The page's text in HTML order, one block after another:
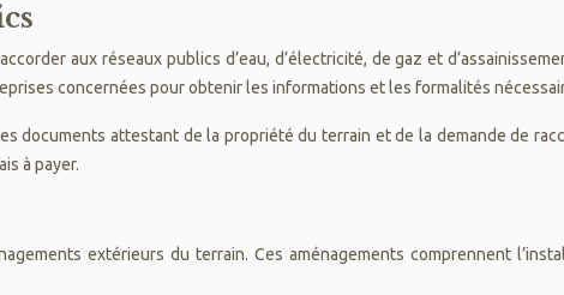
aux réseaux publics d’eau, d’électricité, de gaz et
concernées pour obtenir les informations et les formalités
documents attestant de la propriété du terrain et de la demande de
à payer.
extérieurs du terrain. Ces aménagements comprennent